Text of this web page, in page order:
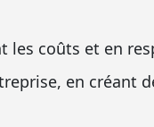
coûts et en
en créant